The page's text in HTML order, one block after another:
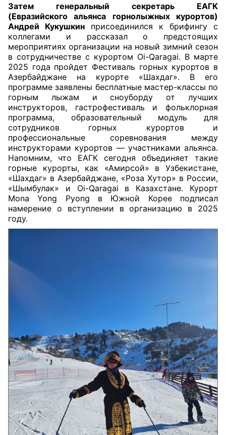
Затем генеральный секретарь ЕАГК
(Евразийского альянса горнолыжных курортов)
Андрей Кукушкин присоединился к брифингу с
коллегами и рассказал о предстоящих
мероприятиях организации на новый зимний сезон
в сотрудничестве с курортом Oi-Qaragai. В марте
2025 года пройдет Фестиваль горных курортов в
Азербайджане на курорте «Шахдаг». В его
программе заявлены бесплатные мастер-классы по
горным лыжам и сноуборду от лучших
инструкторов, гастрофестиваль и фольклорная
программа, образовательный модуль для
сотрудников горных курортов и
профессиональные соревнования между
инструкторами курортов — участниками альянса.
Напомним, что ЕАГК сегодня объединяет такие
горные курорты, как «Амирсой» в Узбекистане,
«Шахдаг» в Азербайджане, «Роза Хутор» в России,
«Шымбулак» и Oi-Qaragai в Казахстане. Курорт
Mona Yong Pyong в Южной Корее подписал
намерение о вступлении в организацию в 2025
году.